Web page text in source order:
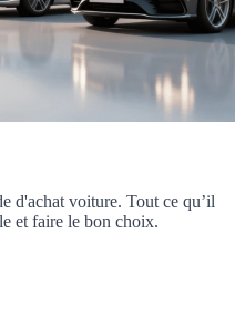
d'achat voiture. Tout ce qu’il
et faire le bon choix.